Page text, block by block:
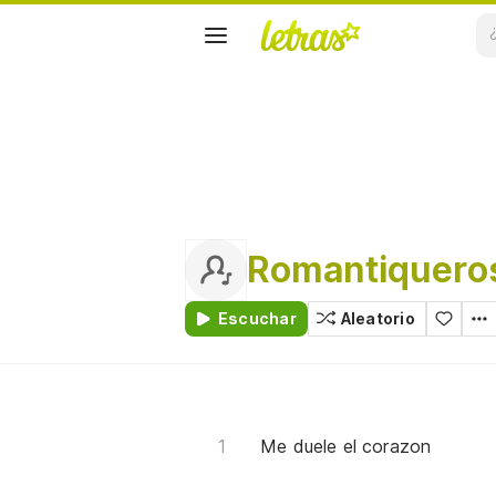
Escuchar Aleatorio
Me duele el corazon